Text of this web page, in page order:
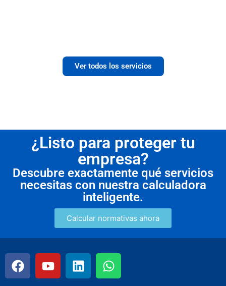
Ver todos los servicios
¿Listo para proteger tu
empresa?
Descubre exactamente qué servicios
necesitas con nuestra calculadora
inteligente.
Calcular normativas ahora